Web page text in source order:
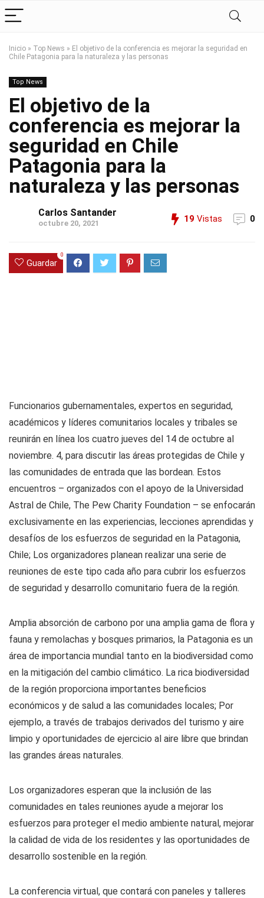
Inicio » Top News » El objetivo de la conferencia es mejorar la seguridad en
Chile Patagonia para la naturaleza y las personas
Top News
El objetivo de la
conferencia es mejorar la
seguridad en Chile
Patagonia para la
naturaleza y las personas
Carlos Santander
octubre 20, 2021 19 Vistas 0
Guardar
0
Funcionarios gubernamentales, expertos en seguridad,
académicos y líderes comunitarios locales y tribales se
reunirán en línea los cuatro jueves del 14 de octubre al
noviembre. 4, para discutir las áreas protegidas de Chile y
las comunidades de entrada que las bordean. Estos
encuentros – organizados con el apoyo de la Universidad
Astral de Chile, The Pew Charity Foundation – se enfocarán
exclusivamente en las experiencias, lecciones aprendidas y
desafíos de los esfuerzos de seguridad en la Patagonia,
Chile; Los organizadores planean realizar una serie de
reuniones de este tipo cada año para cubrir los esfuerzos
de seguridad y desarrollo comunitario fuera de la región.
Amplia absorción de carbono por una amplia gama de flora y
fauna y remolachas y bosques primarios, la Patagonia es un
área de importancia mundial tanto en la biodiversidad como
en la mitigación del cambio climático. La rica biodiversidad
de la región proporciona importantes beneficios
económicos y de salud a las comunidades locales; Por
ejemplo, a través de trabajos derivados del turismo y aire
limpio y oportunidades de ejercicio al aire libre que brindan
las grandes áreas naturales.
Los organizadores esperan que la inclusión de las
comunidades en tales reuniones ayude a mejorar los
esfuerzos para proteger el medio ambiente natural, mejorar
la calidad de vida de los residentes y las oportunidades de
desarrollo sostenible en la región.
La conferencia virtual, que contará con paneles y talleres